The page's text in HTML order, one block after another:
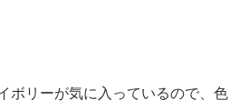
ボリーが気に入っているので、色